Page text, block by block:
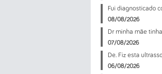
Fui diagnosticado
08/08/2026
Dr minha mãe
07/08/2026
De. Fiz esta
06/08/2026